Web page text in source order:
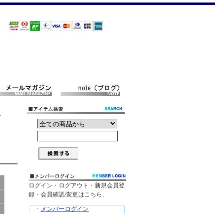
ログイン・ログアウト・新規会員登
録・会員確認/変更はこちら。
･ メンバーログイン